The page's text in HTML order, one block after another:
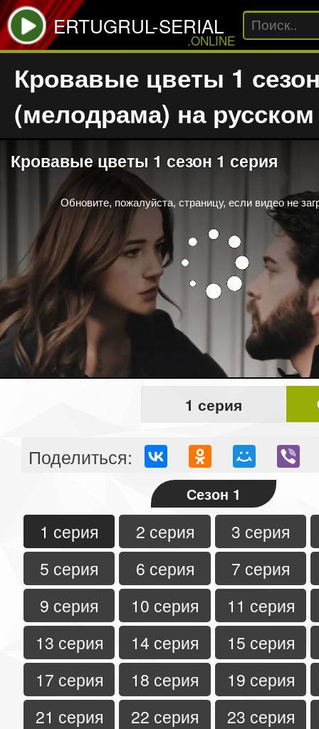
ERTUGRUL-SERIAL
.ONLINE
Кровавые цветы 1
(мелодрама) на
Кровавые цветы 1 сезон 1 серия
modal
Обновите, пожалуйста, страницу, если видео не
1 серия
Поделиться:
Сезон 1
1 серия 2 серия
3 серия
5 серия
6 серия
7 серия
9 серия
10 серия
11 серия
13 серия
14 серия
15 серия
17 серия
18 серия
19 серия
21 серия
22 серия
23 серия